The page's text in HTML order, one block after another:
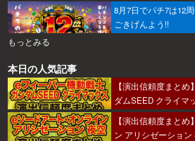
8月7日でパチ7は12
ごきげんよう!!
もっとみる
本日の人気記事
【演出信頼度まと
ダムSEED クライマ
【演出信頼度まと
ン アリシゼーション